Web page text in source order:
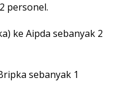
personel.
ke Aipda sebanyak 2
sebanyak 1